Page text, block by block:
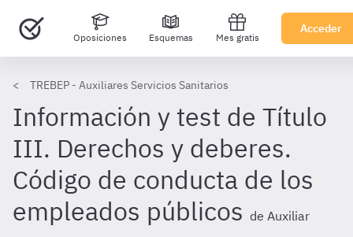
Oposiciones Esquemas Mes gratis
Acceder
TREBEP - Auxiliares Servicios Sanitarios
Información y test de Título
III. Derechos y deberes.
Código de conducta de los
empleados públicos de Auxiliar